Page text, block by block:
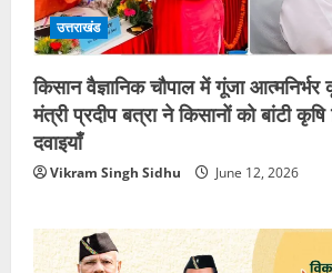
उत्तराखंड
किसान वैज्ञानिक चौपाल में गूंजा
मंत्री प्रदीप बत्रा ने किसानों को बांटी
दवाइयाँ
Vikram Singh Sidhu June 12, 2026